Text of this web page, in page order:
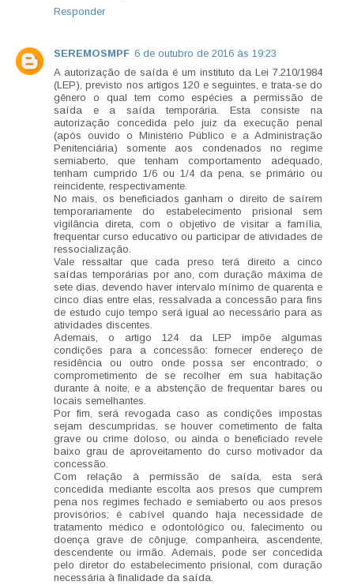
Responder
SEREMOSMPF 6 de outubro de 2016 às 19:23
A autorização de saída é um instituto da Lei 7.210/1984
(LEP), previsto nos artigos 120 e seguintes, e trata-se do
gênero o qual tem como espécies a permissão de
saída e a saída temporária. Esta consiste na
autorização concedida pelo juiz da execução penal
(após ouvido o Ministério Público e a Administração
Penitenciária) somente aos condenados no regime
semiaberto, que tenham comportamento adequado,
tenham cumprido 1/6 ou 1/4 da pena, se primário ou
reincidente, respectivamente.
No mais, os beneficiados ganham o direito de saírem
temporariamente do estabelecimento prisional sem
vigilância direta, com o objetivo de visitar a família,
frequentar curso educativo ou participar de atividades de
ressocialização.
Vale ressaltar que cada preso terá direito a cinco
saídas temporárias por ano, com duração máxima de
sete dias, devendo haver intervalo mínimo de quarenta e
cinco dias entre elas, ressalvada a concessão para fins
de estudo cujo tempo será igual ao necessário para as
atividades discentes.
Ademais, o artigo 124 da LEP impõe algumas
condições para a concessão: fornecer endereço de
residência ou outro onde possa ser encontrado; o
comprometimento de se recolher em sua habitação
durante à noite; e a abstenção de frequentar bares ou
locais semelhantes.
Por fim, será revogada caso as condições impostas
sejam descumpridas, se houver cometimento de falta
grave ou crime doloso, ou ainda o beneficiado revele
baixo grau de aproveitamento do curso motivador da
concessão.
Com relação à permissão de saída, esta será
concedida mediante escolta aos presos que cumprem
pena nos regimes fechado e semiaberto ou aos presos
provisórios; é cabível quando haja necessidade de
tratamento médico e odontológico ou, falecimento ou
doença grave de cônjuge, companheira, ascendente,
descendente ou irmão. Ademais, pode ser concedida
pelo diretor do estabelecimento prisional, com duração
necessária à finalidade da saída.